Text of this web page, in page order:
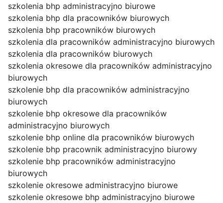
szkolenia bhp administracyjno biurowe
szkolenia bhp dla pracowników biurowych
szkolenia bhp pracowników biurowych
szkolenia dla pracowników administracyjno biurowych
szkolenia dla pracowników biurowych
szkolenia okresowe dla pracowników administracyjno
biurowych
szkolenie bhp dla pracowników administracyjno
biurowych
szkolenie bhp okresowe dla pracowników
administracyjno biurowych
szkolenie bhp online dla pracowników biurowych
szkolenie bhp pracownik administracyjno biurowy
szkolenie bhp pracowników administracyjno
biurowych
szkolenie okresowe administracyjno biurowe
szkolenie okresowe bhp administracyjno biurowe